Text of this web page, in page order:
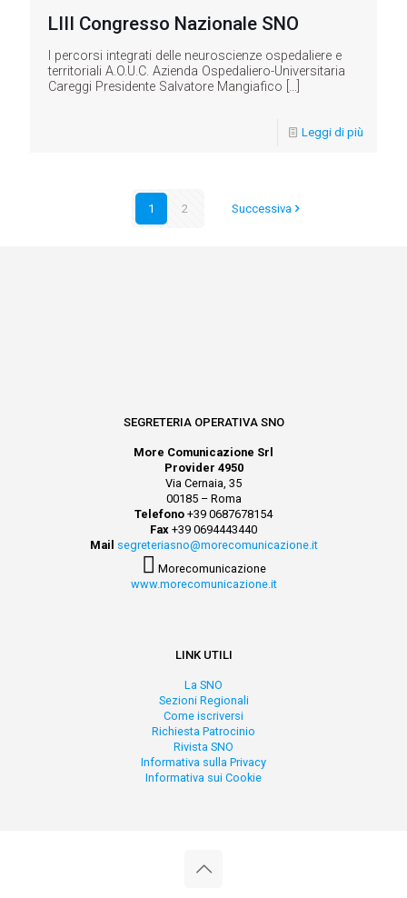
LIII Congresso Nazionale SNO
I percorsi integrati delle neuroscienze ospedaliere e
territoriali A.O.U.C. Azienda Ospedaliero-Universitaria
Careggi Presidente Salvatore Mangiafico […]
Leggi di più
1 2 Successiva
SEGRETERIA OPERATIVA SNO
More Comunicazione Srl
Provider 4950
Via Cernaia, 35
00185 – Roma
Telefono +39 0687678154
Fax +39 0694443440
Mail segreteriasno@morecomunicazione.it
Morecomunicazione
www.morecomunicazione.it
LINK UTILI
La SNO
Sezioni Regionali
Come iscriversi
Richiesta Patrocinio
Rivista SNO
Informativa sulla Privacy
Informativa sui Cookie